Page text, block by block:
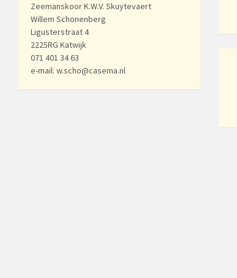
Zeemanskoor K.W.V. Skuytevaert
Willem Schonenberg
Ligusterstraat 4
2225RG Katwijk
071 401 34 63
e-mail: w.scho@casema.nl